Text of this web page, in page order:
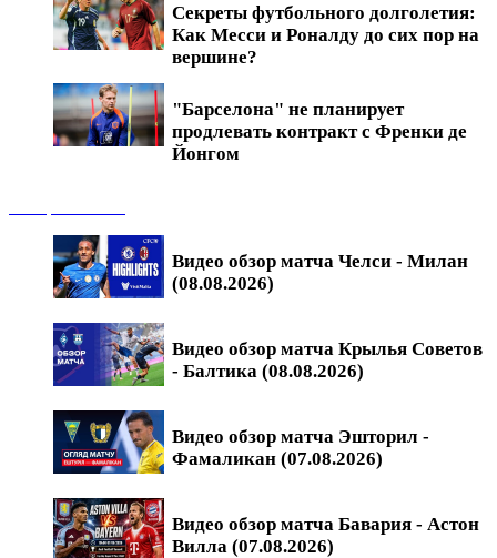
Секреты футбольного долголетия:
Как Месси и Роналду до сих пор на
вершине?
"Барселона" не планирует
продлевать контракт с Френки де
Йонгом
Видео обзор матча Челси - Милан
(08.08.2026)
Видео обзор матча Крылья Советов
- Балтика (08.08.2026)
Видео обзор матча Эшторил -
Фамаликан (07.08.2026)
Видео обзор матча Бавария - Астон
Вилла (07.08.2026)